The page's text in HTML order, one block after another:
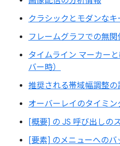
クラシックとモダンな
フレームグラフでの無
タイムライン マーカー
バー時）
推奨される帯域幅調整の
オーバーレイのタイミン
[概要] の JS 呼び出しの
[要素] のメニューへのバ